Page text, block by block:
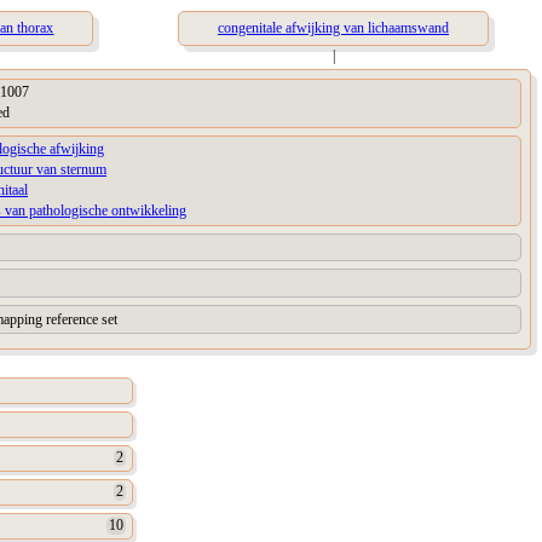
thorax
congenitale afwijking van lichaamswand
|
afwijking
van sternum
van pathologische ontwikkeling
reference set
2
2
10